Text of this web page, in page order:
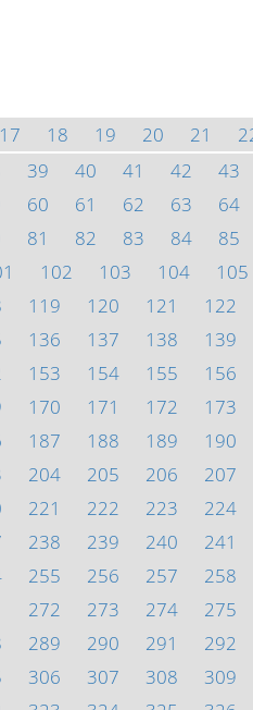
17 18 19 20 21
39 40 41 42
43
60 61 62 63
64
81 82 83 84
85
102 103 104
105
119 120 121
122
136 137 138
139
153 154 155
156
170 171 172
173
187 188 189
190
204 205 206
207
221 222 223
224
238 239 240
241
255 256 257
258
272 273 274
275
289 290 291
292
306 307 308
309